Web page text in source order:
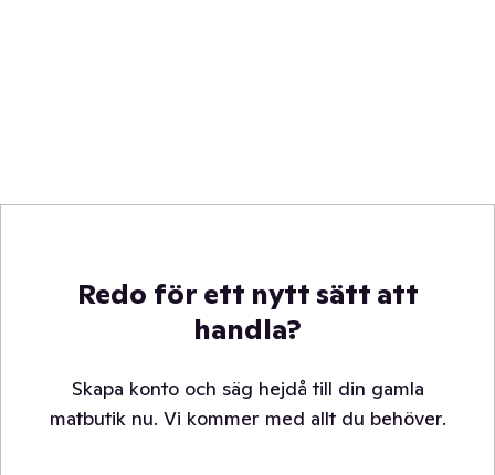
Redo för ett nytt sätt att
handla?
Skapa konto och säg hejdå till din gamla
matbutik nu. Vi kommer med allt du behöver.